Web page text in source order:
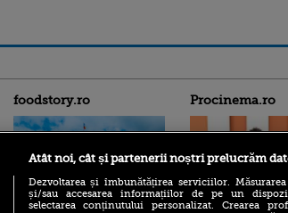
foodstory.ro Procinema.ro
Atât noi, cât și partenerii noștri prelucrăm
Dezvoltarea și îmbunătățirea serviciilor.
și/sau accesarea informațiilor de pe un
selectarea conținutului personalizat. Crearea